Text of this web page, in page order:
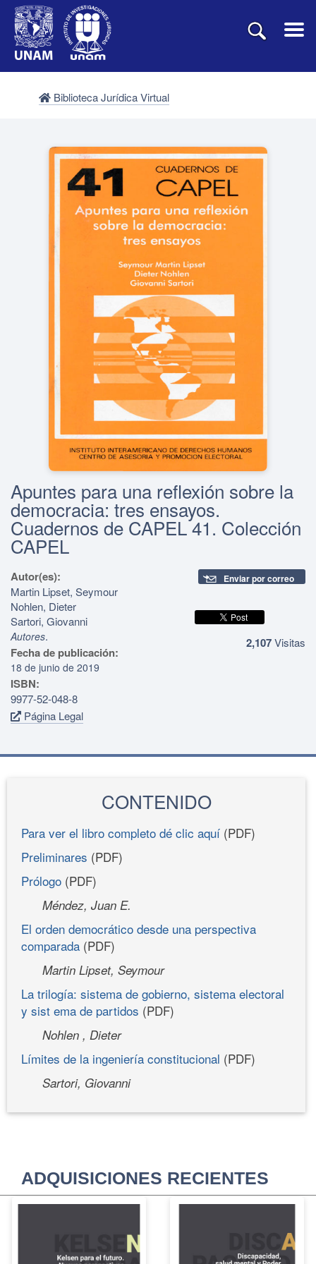
Biblioteca Jurídica Virtual
Apuntes para una reflexión sobre la
democracia: tres ensayos.
Cuadernos de CAPEL 41. Colección
CAPEL
Autor(es):
Martin Lipset, Seymour
Nohlen, Dieter
Sartori, Giovanni
Autores.
Fecha de publicación:
18 de junio de 2019
ISBN:
9977-52-048-8
Página Legal
Enviar por correo
2,107Visitas
CONTENIDO
Para ver el libro completo dé clic aquí (PDF)
Preliminares (PDF)
Prólogo (PDF)
Méndez, Juan E.
El orden democrático desde una perspectiva
comparada (PDF)
Martin Lipset, Seymour
La trilogía: sistema de gobierno, sistema electo­ral
y sist ema de partidos (PDF)
Nohlen , Dieter
Límites de la ingeniería constitucional (PDF)
Sartori, Giovanni
ADQUISICIONES RECIENTES